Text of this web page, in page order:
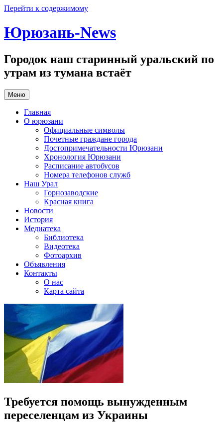
Перейти к содержимому
Юрюзань-News
Городок наш старинный уральский по
утрам из тумана встаёт
Меню
Главная
О юрюзани
Официальные символы
Почетные граждане города
Достопримечательности Юрюзани
Хронология Юрюзани
Расписание автобусов
Номера телефонов служб
Наш Урал
Горнозаводские
Красная книга
Новости
История
Медиатека
Библиотека
Видеотека
Фотоархив
Объявления
Контакты
О нас
Карта сайта
Требуется помощь вынужденным
переселенцам из Украины